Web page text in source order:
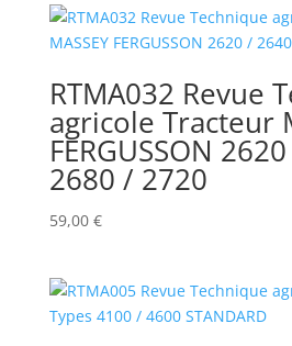
RTMA032 Revue
agricole Tracteur
FERGUSSON
2680 / 2720
59,00 €